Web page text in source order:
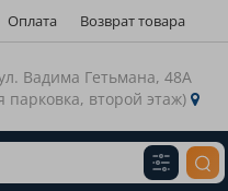
Оплата Возврат товара
Вадима Гетьмана, 48А
парковка, второй этаж)